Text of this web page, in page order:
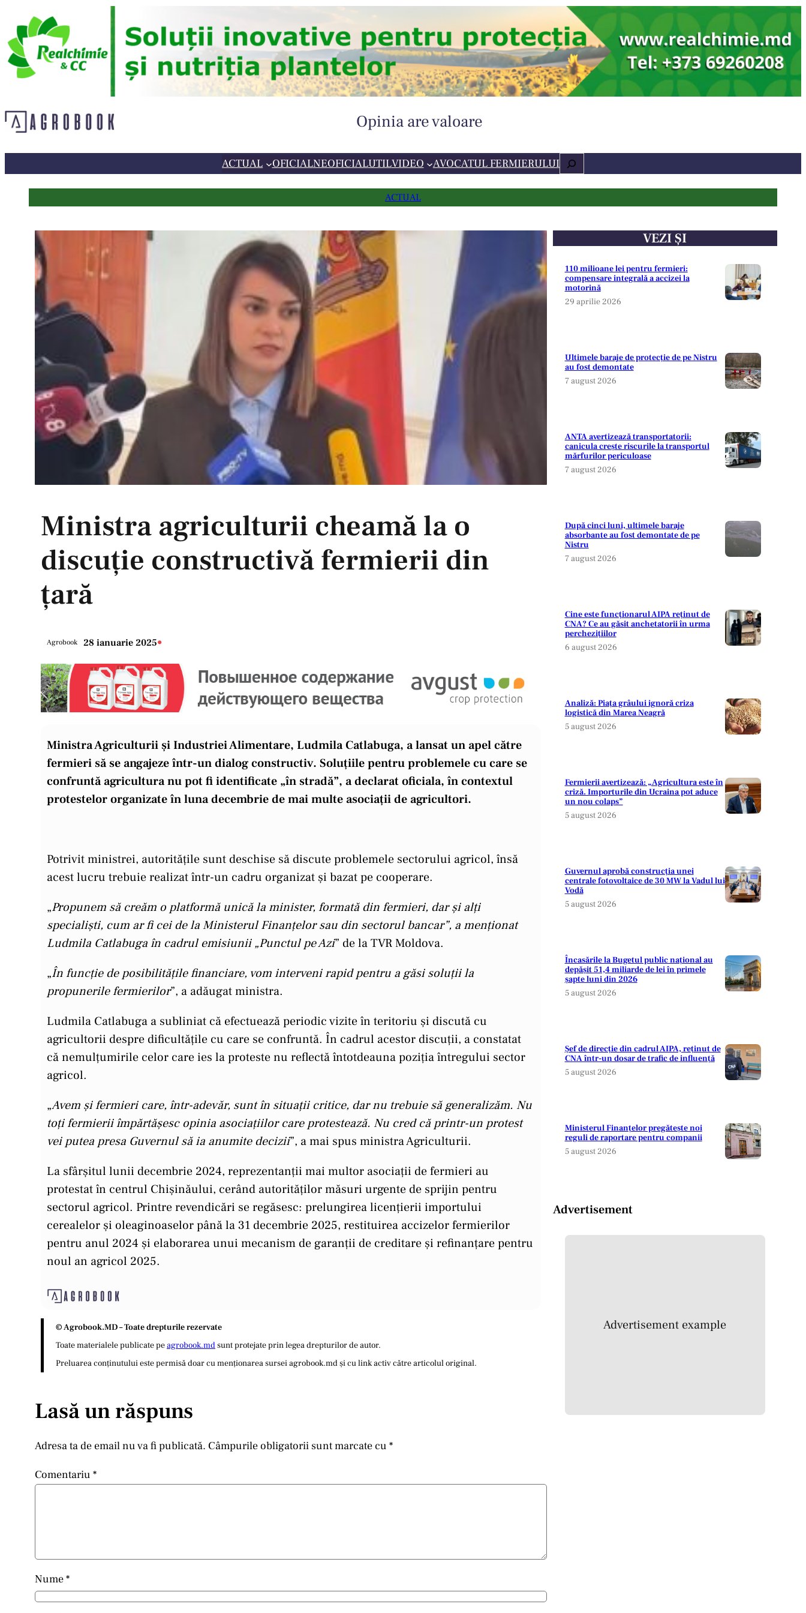
conținut
Opinia are valoare
ACTUAL OFICIALNEOFICIALUTILVIDEO AVOCATUL FERMIERULUICaută
ACTUAL
Ministra agriculturii cheamă la o
discuție constructivă fermierii din
țară
Agrobook 28 ianuarie 2025•
Ministra Agriculturii și Industriei Alimentare, Ludmila Catlabuga, a lansat un apel către
fermieri să se angajeze într-un dialog constructiv. Soluțiile pentru problemele cu care se
confruntă agricultura nu pot fi identificate „în stradă”, a declarat oficiala, în contextul
protestelor organizate în luna decembrie de mai multe asociații de agricultori.
Potrivit ministrei, autoritățile sunt deschise să discute problemele sectorului agricol, însă
acest lucru trebuie realizat într-un cadru organizat și bazat pe cooperare.
„Propunem să creăm o platformă unică la minister, formată din fermieri, dar și alți
specialiști, cum ar fi cei de la Ministerul Finanțelor sau din sectorul bancar”, a menționat
Ludmila Catlabuga în cadrul emisiunii „Punctul pe Azi” de la TVR Moldova.
„În funcție de posibilitățile financiare, vom interveni rapid pentru a găsi soluții la
propunerile fermierilor”, a adăugat ministra.
Ludmila Catlabuga a subliniat că efectuează periodic vizite în teritoriu și discută cu
agricultorii despre dificultățile cu care se confruntă. În cadrul acestor discuții, a constatat
că nemulțumirile celor care ies la proteste nu reflectă întotdeauna poziția întregului sector
agricol.
„Avem și fermieri care, într-adevăr, sunt în situații critice, dar nu trebuie să generalizăm. Nu
toți fermierii împărtășesc opinia asociațiilor care protestează. Nu cred că printr-un protest
vei putea presa Guvernul să ia anumite decizii”, a mai spus ministra Agriculturii.
La sfârșitul lunii decembrie 2024, reprezentanții mai multor asociații de fermieri au
protestat în centrul Chișinăului, cerând autorităților măsuri urgente de sprijin pentru
sectorul agricol. Printre revendicări se regăsesc: prelungirea licențierii importului
cerealelor și oleaginoaselor până la 31 decembrie 2025, restituirea accizelor fermierilor
pentru anul 2024 și elaborarea unui mecanism de garanții de creditare și refinanțare pentru
noul an agricol 2025.
© Agrobook.MD – Toate drepturile rezervate
Toate materialele publicate peagrobook.mdsunt protejate prin legea drepturilor de autor.
Preluarea conținutului este permisă doar cu menționarea sursei agrobook.md și cu link activ către articolul original.
Lasă un răspuns
Adresa ta de email nu va fi publicată. Câmpurile obligatorii sunt marcate cu *
Comentariu *
Nume*
VEZI ȘI
110 milioane lei pentru fermieri:
compensare integrală a accizei la
motorină
29 aprilie 2026
Ultimele baraje de protecție de pe Nistru
au fost demontate
7 august 2026
ANTA avertizează transportatorii:
canicula crește riscurile la transportul
mărfurilor periculoase
7 august 2026
După cinci luni, ultimele baraje
absorbante au fost demontate de pe
Nistru
7 august 2026
Cine este funcționarul AIPA reținut de
CNA? Ce au găsit anchetatorii în urma
perchezițiilor
6 august 2026
Analiză: Piața grâului ignoră criza
logistică din Marea Neagră
5 august 2026
Fermierii avertizează: „Agricultura este în
criză. Importurile din Ucraina pot aduce
un nou colaps”
5 august 2026
Guvernul aprobă construcția unei
centrale fotovoltaice de 30 MW la Vadul lui
Vodă
5 august 2026
Încasările la Bugetul public național au
depășit 51,4 miliarde de lei în primele
șapte luni din 2026
5 august 2026
Șef de direcție din cadrul AIPA, reținut de
CNA într-un dosar de trafic de influență
5 august 2026
Ministerul Finanțelor pregătește noi
reguli de raportare pentru companii
5 august 2026
Advertisement
Advertisement example